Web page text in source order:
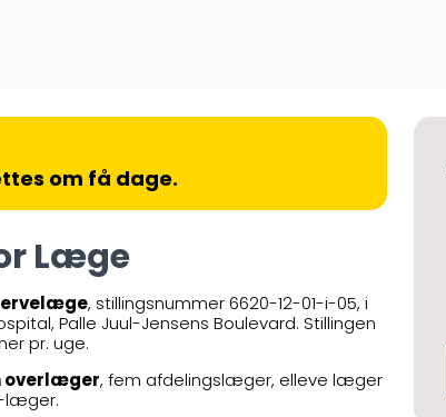
om få dage.
Læge
, stillingsnummer 6620-12-01-i-05, i
Palle Juul-Jensens Boulevard. Stillingen
pr. uge.
overlæger, fem afdelingslæger, elleve læger
læger.